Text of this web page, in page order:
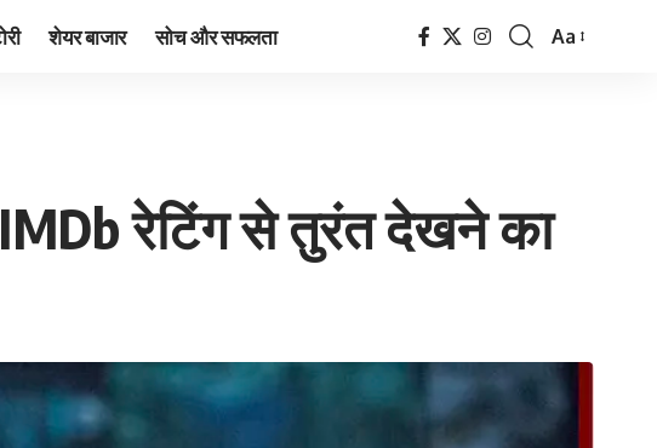
शेयर बाजार सोच और सफलता
Font
Aa
IMDb रेटिंग से तुरंत देखने का